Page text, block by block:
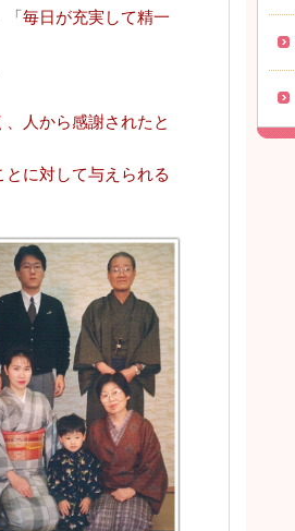
「毎日が充実して精一
人から感謝されたと
に対して与えられる